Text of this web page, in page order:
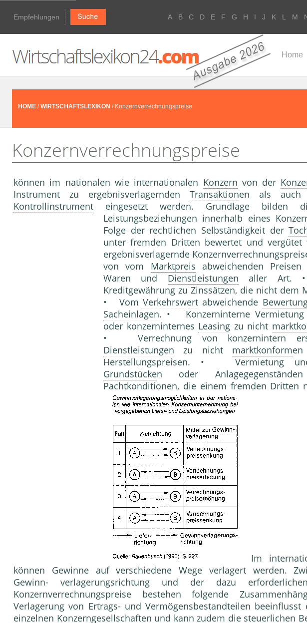
Empfehlungen A B C D E F G H I J K L M
Home
HOME /WIRTSCHAFTSLEXIKON / Konzernverrechnungspreise
Konzernverrechnungspreise
können im nationalen wie internationalen Konzern von der
Instrument zu ergebnisverlagernden Transaktionen als auch
Kontrollinstrument eingesetzt werden. Grundlage bilden
Leistungsbeziehungen innerhalb eines
Folge der rechtlichen Selbständigkeit der
unter fremden Dritten bewertet und vergütet
ergebnisverlagernde
von vom Marktpreis abweichenden
Waren und Dienstleistungen aller Art.
Kreditgewährung zu Zinssätzen, die nicht dem
• Vom Verkehrswert abweichende
Sacheinlagen. • Konzerninterne Vermietung
oder konzerninternes Leasing zu nicht
• Verrechnung von konzernintern
Dienstleistungen zu nicht marktkonformen
Herstellungspreisen. • Vermietung
Grundstücken oder
Pachtkonditionen, die einem fremden Dritten
Im
können Gewinne auf verschiedene Wege verlagert werden.
Gewinn- verlagerungsrichtung und der dazu
Konzernverrechnungspreise bestehen folgende
Verlagerung von Ertrags- und Vermögensbestandteilen
einzelnen Konzerngesellschaften und kann zudem die steuerlichen